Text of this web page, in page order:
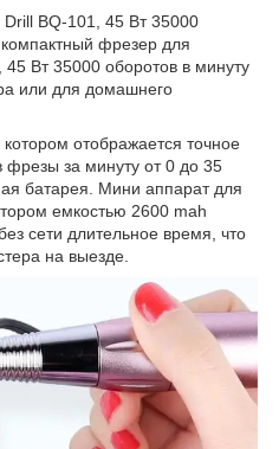
BQ-101, 45 Вт 35000
фрезер для
Вт 35000 оборотов в минуту
или для домашнего
отображается точное
фрезы за минуту от 0 до 35
батарея. Мини аппарат для
емкостью 2600 mah
сети длительное время, что
на выезде.